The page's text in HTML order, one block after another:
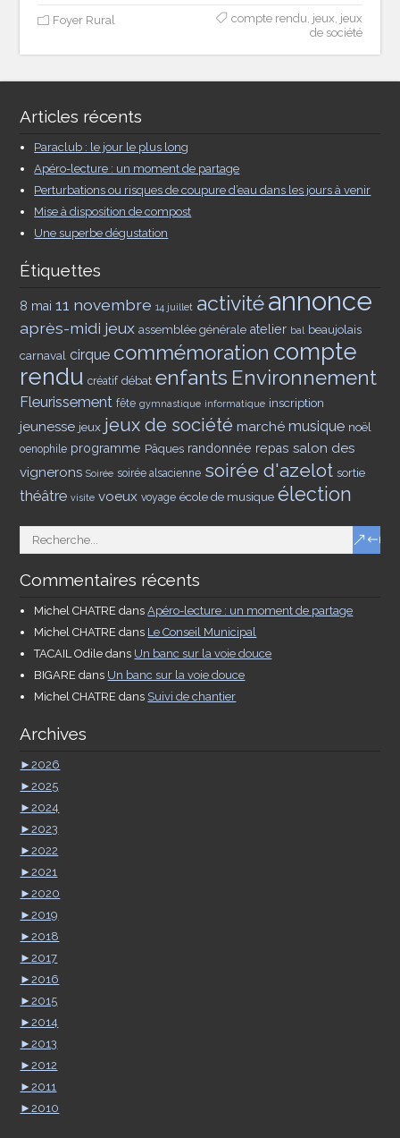
Foyer Rural compte rendu, jeux, jeux
de société
Articles récents
Paraclub : le jour le plus long
Apéro-lecture : un moment de partage
Perturbations ou risques de coupure d’eau dans les jours à venir
Mise à disposition de compost
Une superbe dégustation
Étiquettes
8 mai 11 novembre 14 juillet activitéannonce
après-midi jeux assemblée générale atelier bal beaujolais
carnaval cirque commémoration compte
rendu créatif débat enfants Environnement
Fleurissement fête gymnastique informatique inscription
jeunesse jeux jeux de société marché musique noël
oenophile programme Pâques randonnée repas salon des
vignerons Soirée soirée alsacienne soirée d'azelot sortie
théâtre visite voeux voyage école de musique élection
Commentaires récents
Michel CHATRE dansApéro-lecture : un moment de partage
Michel CHATRE dans Le Conseil Municipal
TACAIL Odile dans Un banc sur la voie douce
BIGARE dans Un banc sur la voie douce
Michel CHATRE dans Suivi de chantier
Archives
►2026
►2025
►2024
►2023
►2022
►2021
►2020
►2019
►2018
►2017
►2016
►2015
►2014
►2013
►2012
►2011
►2010